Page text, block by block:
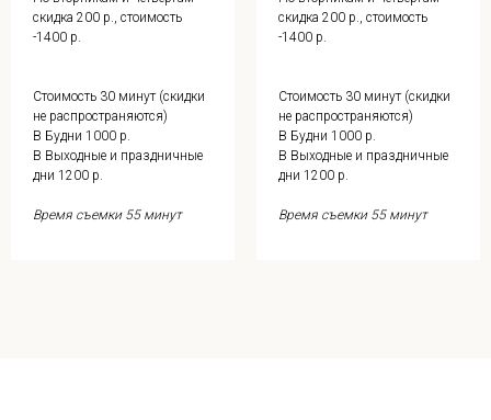
скидка 200 р., стоимость
-1400 р.
Стоимость 30 минут (скидки
не распространяются)
В Будни 1000 р.
В Выходные и праздничные
дни 1200 р.
Время съемки 55 минут
скидка 200 р., стоимость
-1400 р.
Стоимость 30 минут (скидки
не распространяются)
В Будни 1000 р.
В Выходные и праздничные
дни 1200 р.
Время съемки 55 минут